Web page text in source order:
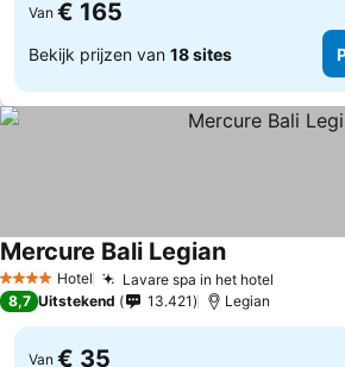
Van € 165
Bekijk prijzen van 18 sites
4 SterrenHotel Lavare spa in het hotel
Mercure Bali Legian
8,7 Uitstekend 13.421 Legian
Van € 35